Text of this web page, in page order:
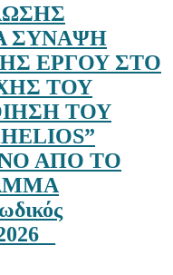
ΣΥΝΑΨΗ
ΕΡΓΟΥ ΣΤΟ
ΤΟΥ
ΤΟΥ
ΑΠΟ ΤΟ
_